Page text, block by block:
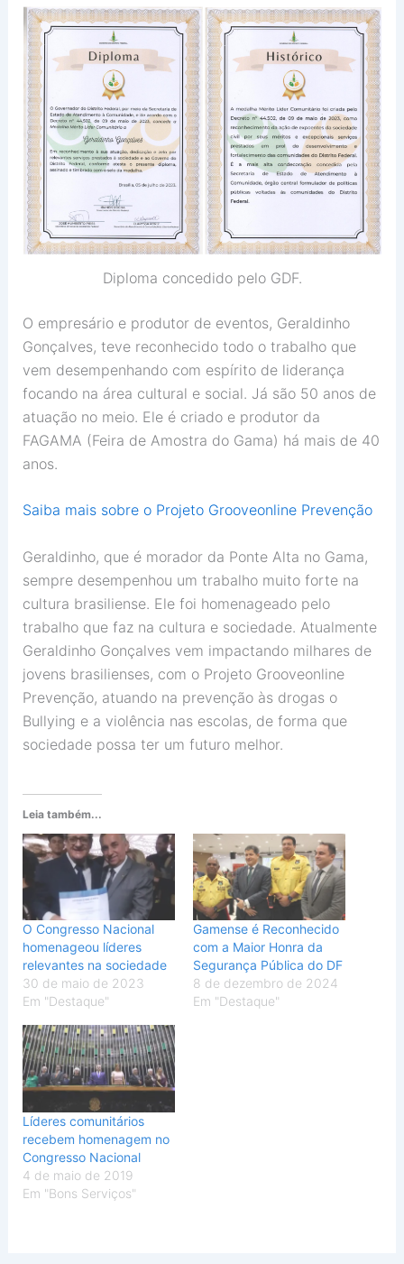
Diploma concedido pelo GDF.
O empresário e produtor de eventos, Geraldinho
Gonçalves, teve reconhecido todo o trabalho que
vem desempenhando com espírito de liderança
focando na área cultural e social. Já são 50 anos de
atuação no meio. Ele é criado e produtor da
FAGAMA (Feira de Amostra do Gama) há mais de 40
anos.
Saiba mais sobre o Projeto Grooveonline Prevenção
Geraldinho, que é morador da Ponte Alta no Gama,
sempre desempenhou um trabalho muito forte na
cultura brasiliense. Ele foi homenageado pelo
trabalho que faz na cultura e sociedade. Atualmente
Geraldinho Gonçalves vem impactando milhares de
jovens brasilienses, com o Projeto Grooveonline
Prevenção, atuando na prevenção às drogas o
Bullying e a violência nas escolas, de forma que
sociedade possa ter um futuro melhor.
Leia também...
O Congresso Nacional
homenageou líderes
relevantes na sociedade
30 de maio de 2023
Em "Destaque"
Gamense é Reconhecido
com a Maior Honra da
Segurança Pública do DF
8 de dezembro de 2024
Em "Destaque"
Líderes comunitários
recebem homenagem no
Congresso Nacional
4 de maio de 2019
Em "Bons Serviços"